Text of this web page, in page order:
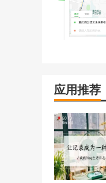
应用推荐